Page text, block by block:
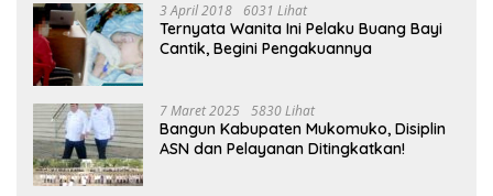
3 April 2018 6031 Lihat
Ternyata Wanita Ini Pelaku Buang Bayi
Cantik, Begini Pengakuannya
7 Maret 2025 5830 Lihat
Bangun Kabupaten Mukomuko, Disiplin
ASN dan Pelayanan Ditingkatkan!